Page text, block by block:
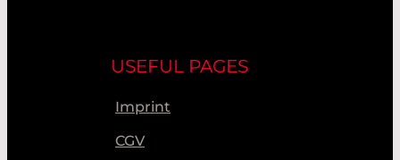
USEFUL PAGES
Imprint
CGV